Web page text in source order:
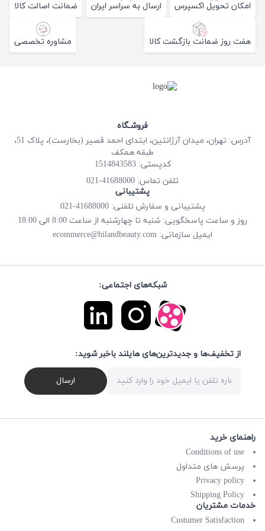
امکان تحویل اکسپرس ارسال به سراسر ایران ضمانت اصالت کالا
هفت روز ضمانت بازگشت کالا مشاوره تخصصی
فروشـگاه
آدرس: تهران، میدان آرژانتین، ابتدای احمد قصیر (بخارست)، پلاک 51،
طبقه همکف
کدپستی: 1514843583
تلفن تماس: 41688000-021
پشتیبانی
پشتیبانی و سفارش تلفنی: 41688000-021
روز و ساعت پاسخگویی: شنبه تا چهارشنبه از ساعت 8:00 الی 18:00
ایمیل سازمانی: ecommerce@hilandbeauty.com
شبکه‌های اجتماعی:
از تخفیف‌ها و جدیدترین‌های هایلند باخبر شوید:
ارسال
راهنمای خرید
Conditions of use
پرسش های متداول
Privacy policy
Shipping Policy
خدمات مشتریان
Custumer Satisfaction